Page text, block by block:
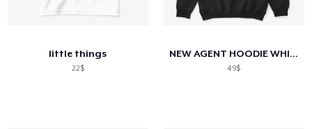
little things
22$
NEW AGENT HOODIE WHITE 2022
49$